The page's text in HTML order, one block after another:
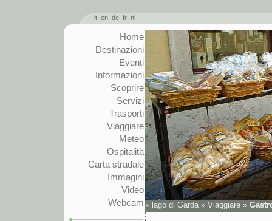
it en de fr nl
Home
Destinazioni
Eventi
Informazioni
Scoprire
Servizi
Trasporti
Viaggiare
Meteo
Ospitalità
Carta stradale
Immagini
Video
Webcam » lago di Garda » Viaggiare »